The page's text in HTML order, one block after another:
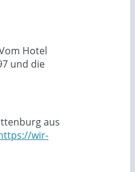
Hotel
und die
aus
wir-